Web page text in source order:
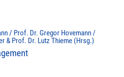
/ Prof. Dr. Gregor Hovemann /
& Prof. Dr. Lutz Thieme (Hrsg.)